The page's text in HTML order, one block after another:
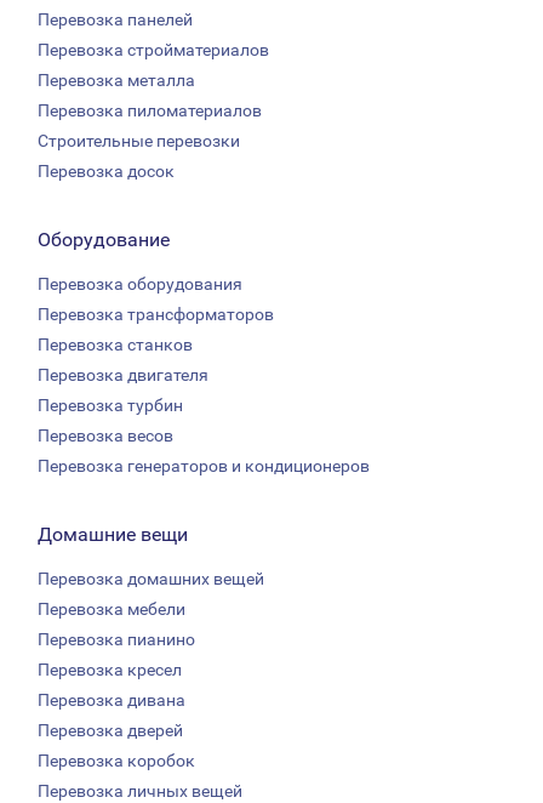
Перевозка панелей
Перевозка стройматериалов
Перевозка металла
Перевозка пиломатериалов
Строительные перевозки
Перевозка досок
Оборудование
Перевозка оборудования
Перевозка трансформаторов
Перевозка станков
Перевозка двигателя
Перевозка турбин
Перевозка весов
Перевозка генераторов и кондиционеров
Домашние вещи
Перевозка домашних вещей
Перевозка мебели
Перевозка пианино
Перевозка кресел
Перевозка дивана
Перевозка дверей
Перевозка коробок
Перевозка личных вещей